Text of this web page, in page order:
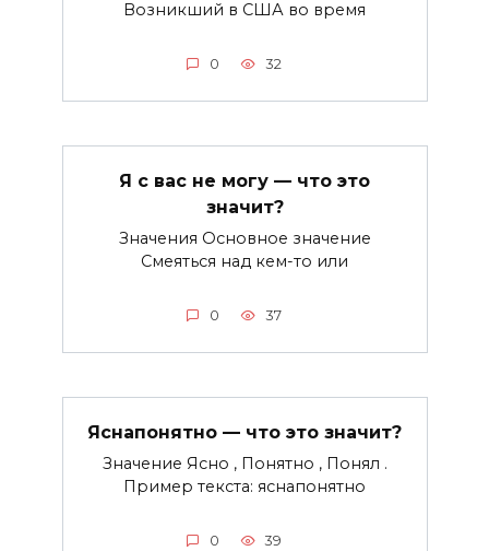
Возникший в США во время
0 32
Я с вас не могу — что это
значит?
Значения Основное значение
Смеяться над кем-то или
0 37
Яснапонятно — что это значит?
Значение Ясно , Понятно , Понял .
Пример текста: яснапонятно
0 39